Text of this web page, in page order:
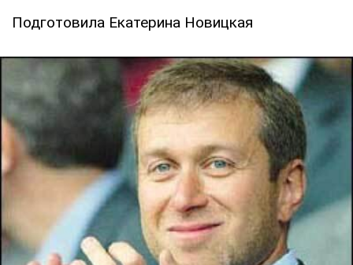
Подготовила Екатерина Новицкая